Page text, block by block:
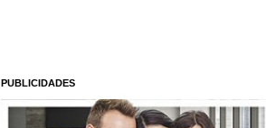
PUBLICIDADES